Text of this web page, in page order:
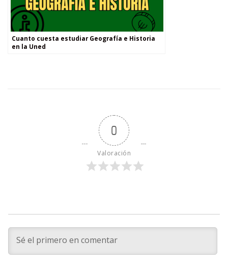
Cuanto cuesta estudiar Geografía e Historia
en la Uned
0
Valoración